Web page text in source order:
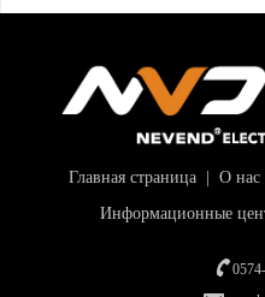
Главная страница О нас
Информационные